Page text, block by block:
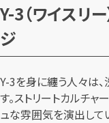
Y-3（ワイスリ
ジ
Y-3を身に纏う人々は
す。ストリートカルチ
ュな雰囲気を演出して